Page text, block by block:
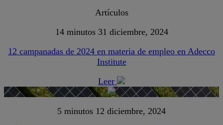
Artículos
14 minutos 31 diciembre, 2024
12 campanadas de 2024 en materia de empleo en Adecco
Institute
Leer
5 minutos 12 diciembre, 2024